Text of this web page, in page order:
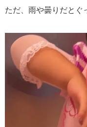
ただ、雨や曇りだとぐ